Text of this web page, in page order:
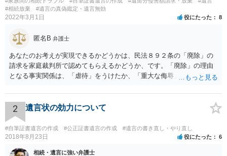
#相続放棄
#遺言の真偽鑑定・遺言無効
2022年3月1日 役にたった 8
匿名B 弁護士
あなたのお考えが実現できるかどうかは、民法８９２条の「廃除」の
請求を家庭裁判所で認めてもらえるかどうか、です。「廃除」の理由
となる事実関係は、「虐待」をうけたか、「重大な侮辱」を受けた
「廃除」は遺言でも可能です（民法８９３条）。 弁護士に具体的な事
情を話して相談して、「廃除」が可能か、実際に法律相談を受けるこ
とをお勧めします。
2 遺言状の効力について
#自筆証書遺言の作成 #公正証書遺言の作成 #遺言の書き直し・やり直し
2018年8月23日 役にたった 6
相続・遺言に強い弁護士